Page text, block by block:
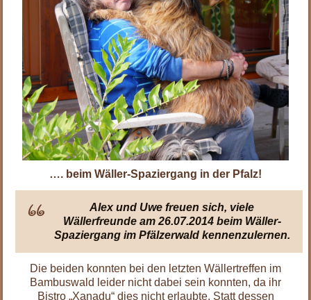
…. beim Wäller-Spaziergang in der Pfalz!
Alex und Uwe freuen sich, viele
Wällerfreunde am 26.07.2014 beim Wäller-
Spaziergang im Pfälzerwald kennenzulernen.
Die beiden konnten bei den letzten Wällertreffen im
Bambuswald leider nicht dabei sein konnten, da ihr
Bistro „Xanadu“ dies nicht erlaubte. Statt dessen